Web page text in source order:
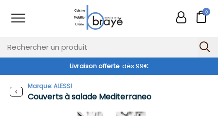
0
Livraison offerte dès 99€
Couverts à salade Mediterraneo
Marque:ALESSI